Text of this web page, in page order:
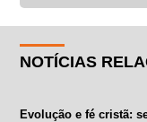
NOTÍCIAS
Evolução e fé cristã: